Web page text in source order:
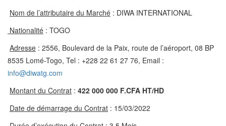
Nom de l’attributaire du Marché : DIWA INTERNATIONAL
Nationalité : TOGO
Adresse : 2556, Boulevard de la Paix, route de l’aéroport, 08 BP
8535 Lomé-Togo, Tel : +228 22 61 27 76, Email :
info@diwatg.com
Montant du Contrat : 422 000 000 F.CFA HT/HD
Date de démarrage du Contrat : 15/03/2022